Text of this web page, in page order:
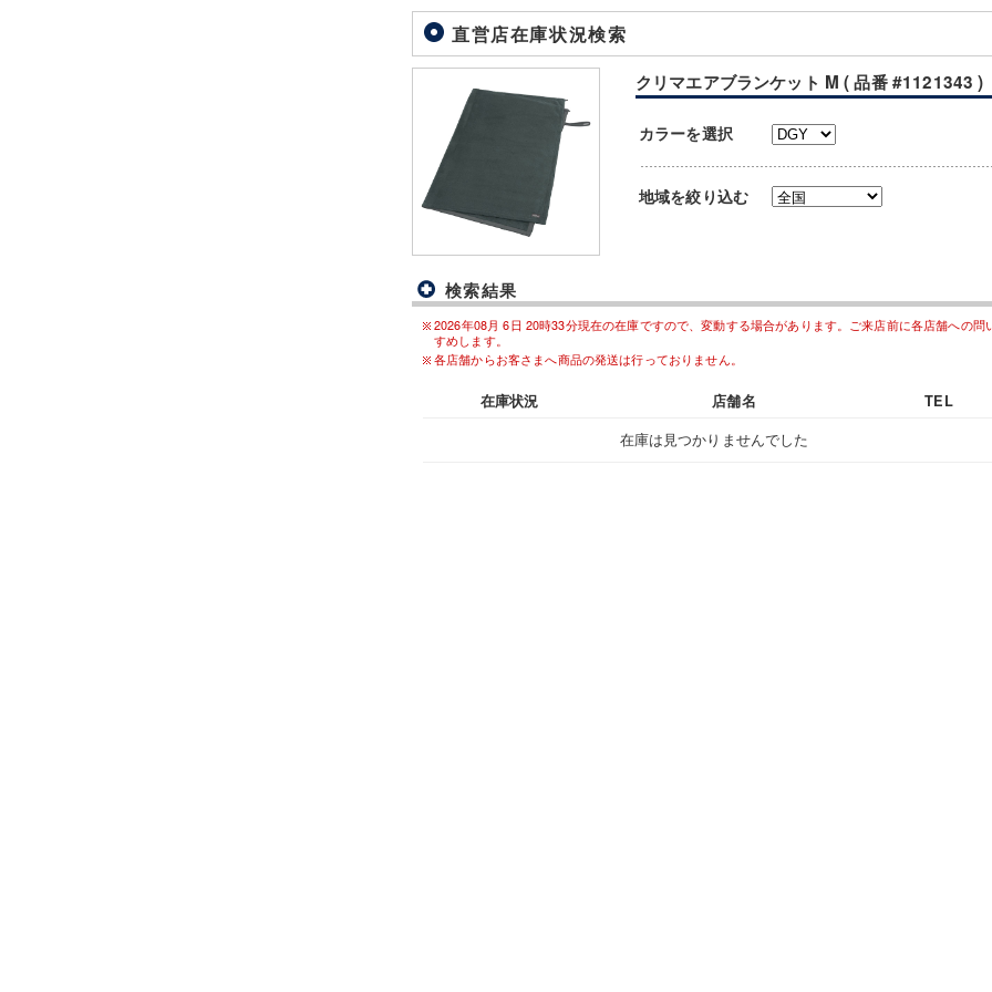
直営店在庫状況検索
クリマエアブランケット M ( 品番 #1121343 )
カラーを選択
地域を絞り込む
検索結果
2026年08月 6日 20時33分現在の在庫ですので、変動する場合があります。ご来店前に各店舗への問
すめします。
各店舗からお客さまへ商品の発送は行っておりません。
在庫状況 店舗名 TEL
在庫は見つかりませんでした